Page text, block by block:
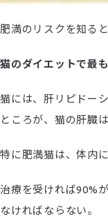
肥満のリスクを知る
猫のダイエットで最
猫には、肝リピドー
ところが、猫の肝臓
特に肥満猫は、体内
治療を受ければ90%
なければならない。